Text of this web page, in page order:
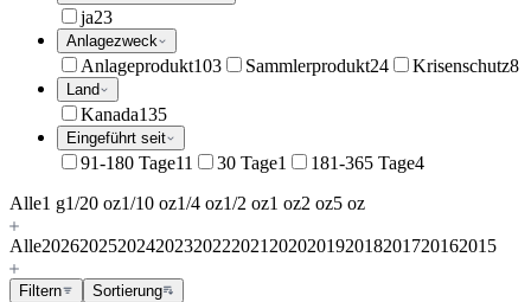
ja23
Anlagezweck
Anlageprodukt103 Sammlerprodukt24 Krisenschutz8
Land
Kanada135
Eingeführt seit
91-180 Tage11 30 Tage1 181-365 Tage4
Alle1 g1/20 oz1/10 oz1/4 oz1/2 oz1 oz2 oz5 oz
Alle202620252024202320222021 202020192018201720162015
Filtern Sortierung